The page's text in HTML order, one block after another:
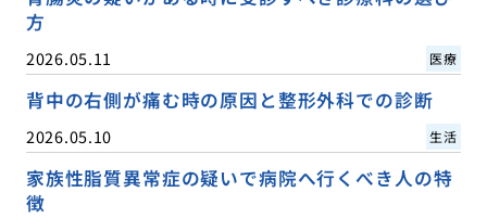
方
2026.05.11 医療
背中の右側が痛む時の原因と整形外科での診断
2026.05.10 生活
家族性脂質異常症の疑いで病院へ行くべき人の特
徴